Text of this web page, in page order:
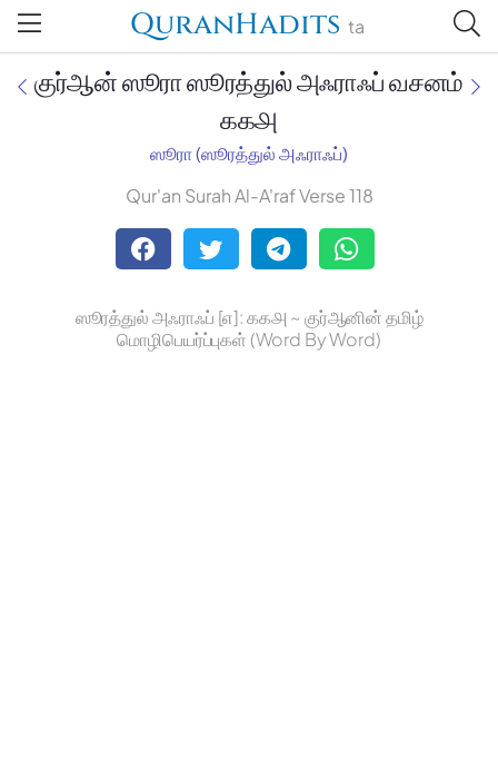
QuranHadits ta
Jan Trust Foundation
Mufti Omar Sheriff Qasimi,
குர்ஆன் ஸூரா ஸூரத்துல் அஃராஃப் வசனம்
௧௧௮
ஸூரா (ஸூரத்துல் அஃராஃப்)
Qur'an Surah Al-A'raf Verse 118
ஸூரத்துல் அஃராஃப் [௭]: ௧௧௮ ~ குர்ஆனின் தமிழ்
மொழிபெயர்ப்புகள் (Word By Word)